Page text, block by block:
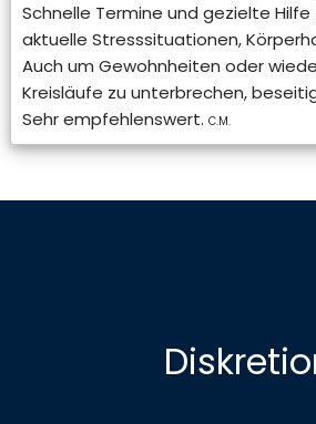
Schnelle Termine und gezielte
aktuelle Stresssituationen,
Auch um Gewohnheiten oder
Kreisläufe zu unterbrechen,
Sehr empfehlenswert. C.M.